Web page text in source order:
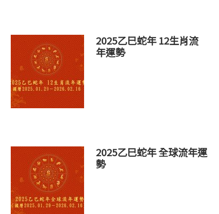
2025乙巳蛇年 12生肖流
年運勢
2025乙巳蛇年 全球流年運
勢